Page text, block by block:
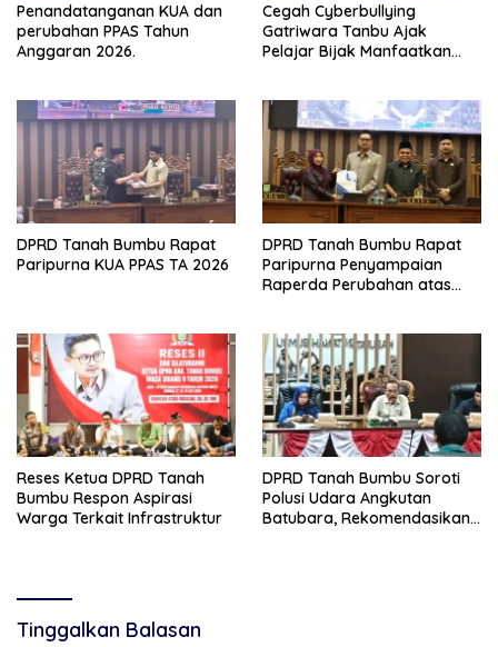
Penandatanganan KUA dan
perubahan PPAS Tahun
Anggaran 2026.
Cegah Cyberbullying
Gatriwara Tanbu Ajak
Pelajar Bijak Manfaatkan
DPRD Tanah Bumbu Rapat
Paripurna KUA PPAS TA 2026
DPRD Tanah Bumbu Rapat
Paripurna Penyampaian
Raperda Perubahan atas
Reses Ketua DPRD Tanah
Bumbu Respon Aspirasi
Warga Terkait Infrastruktur
DPRD Tanah Bumbu Soroti
Polusi Udara Angkutan
Batubara, Rekomendasikan
Tinggalkan Balasan